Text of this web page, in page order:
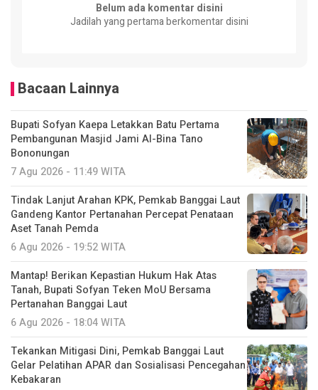
Belum ada komentar disini
Jadilah yang pertama berkomentar disini
Bacaan Lainnya
Bupati Sofyan Kaepa Letakkan Batu Pertama
Pembangunan Masjid Jami Al-Bina Tano
Bononungan
7 Agu 2026 - 11:49 WITA
Tindak Lanjut Arahan KPK, Pemkab Banggai Laut
Gandeng Kantor Pertanahan Percepat Penataan
Aset Tanah Pemda
6 Agu 2026 - 19:52 WITA
Mantap! Berikan Kepastian Hukum Hak Atas
Tanah, Bupati Sofyan Teken MoU Bersama
Pertanahan Banggai Laut
6 Agu 2026 - 18:04 WITA
Tekankan Mitigasi Dini, Pemkab Banggai Laut
Gelar Pelatihan APAR dan Sosialisasi Pencegahan
Kebakaran